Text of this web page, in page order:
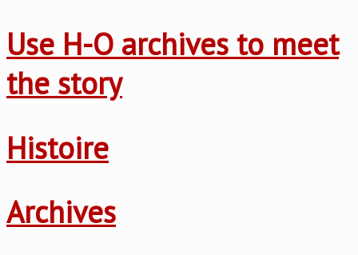
Use H-O archives to meet
the story
Histoire
Archives